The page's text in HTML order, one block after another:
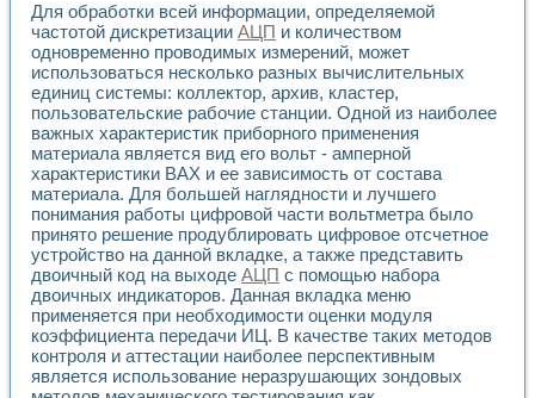
Партнеры
Академические и отраслевые институты
Учебные заведения
Бизнес
Контакты
Для обработки всей информации, определяемой
частотой дискретизации АЦП и количеством
одновременно проводимых измерений, может
использоваться несколько разных вычислительных
единиц системы: коллектор, архив, кластер,
пользовательские рабочие станции. Одной из наиболее
важных характеристик приборного применения
материала является вид его вольт - амперной
характеристики ВАХ и ее зависимость от состава
материала. Для большей наглядности и лучшего
понимания работы цифровой части вольтметра было
принято решение продублировать цифровое отсчетное
устройство на данной вкладке, а также представить
двоичный код на выходе АЦП с помощью набора
двоичных индикаторов. Данная вкладка меню
применяется при необходимости оценки модуля
коэффициента передачи ИЦ. В качестве таких методов
контроля и аттестации наиболее перспективным
является использование неразрушающих зондовых